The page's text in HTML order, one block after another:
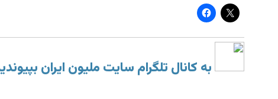
به کانال تلگرام سایت ملیون ایران